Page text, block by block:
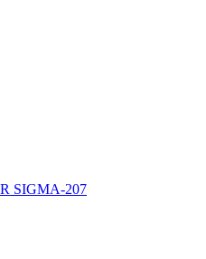
SIGMA-207